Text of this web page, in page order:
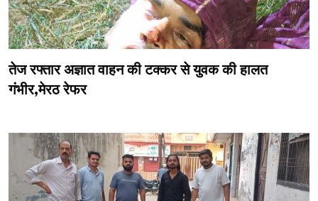
तेज रफ्तार अज्ञात वाहन की टक्कर से युवक की हालत
गंभीर,मेरठ रेफर